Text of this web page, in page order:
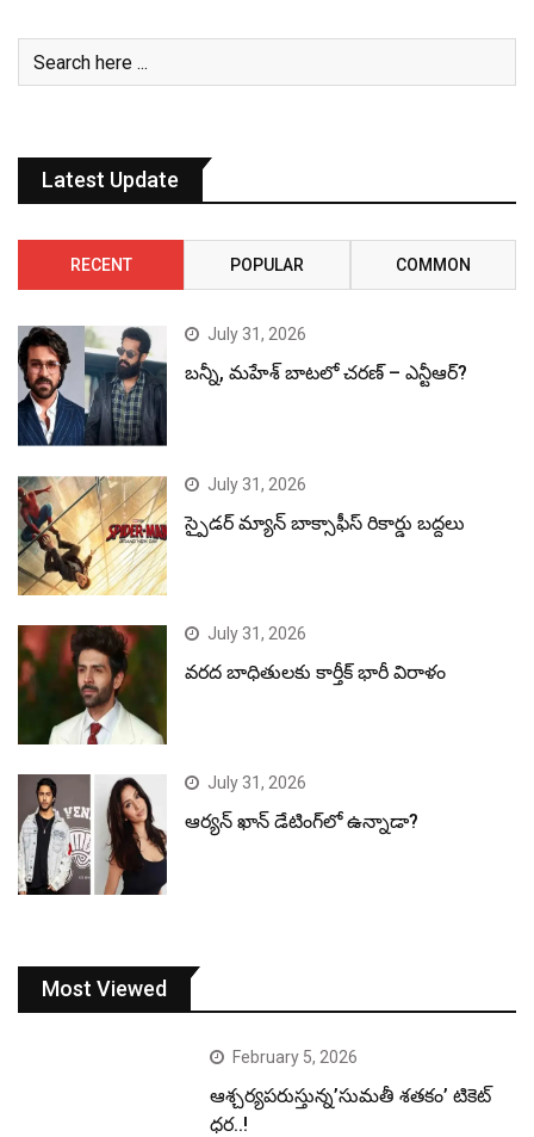
Latest Update
RECENT POPULAR COMMON
July 31, 2026
బన్నీ, మహేశ్ బాటలో చరణ్ – ఎన్టీఆర్?
July 31, 2026
స్పైడర్ మ్యాన్ బాక్సాఫీస్ రికార్డు బద్దలు
July 31, 2026
వరద బాధితులకు కార్తీక్ భారీ విరాళం
July 31, 2026
ఆర్యన్ ఖాన్ డేటింగ్‌లో ఉన్నాడా?
Most Viewed
February 5, 2026
ఆశ్చర్యపరుస్తున్న’సుమతీ శతకం’ టికెట్
ధర..!